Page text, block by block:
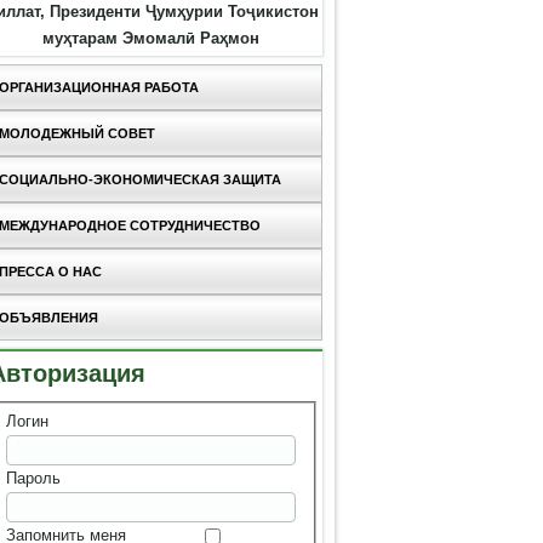
Президенти Ҷумҳурии Тоҷикистон
муҳтарам Эмомалӣ Раҳмон
ОРГАНИЗАЦИОННАЯ РАБОТА
МОЛОДЕЖНЫЙ СОВЕТ
СОЦИАЛЬНО-ЭКОНОМИЧЕСКАЯ ЗАЩИТА
МЕЖДУНАРОДНОЕ СОТРУДНИЧЕСТВО
ПРЕССА О НАС
ОБЪЯВЛЕНИЯ
Логин
Пароль
Запомнить меня